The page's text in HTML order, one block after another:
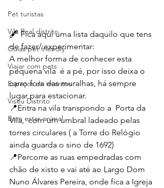
Pet turistas
Vila Real distrito
Guias pet friendly
Viajar com pets
Espaços de eventos
Viseu Distrito
Bem estar animal
🖋️ Fica aqui uma lista daquilo que tens
de fazer/ experimentar:
A melhor forma de conhecer esta
pequena vila  é a pé, por isso deixa o
carro fora das muralhas, há sempre
lugar para estacionar.
📍Entra na vila transpondo a  Porta da
Vila,  com um umbral ladeado pelas
torres circulares ( a Torre do Relógio
ainda guarda o sino de 1692)
📍Percorre as ruas empedradas com
chão de xisto e vai até ao Largo Dom
Nuno Álvares Pereira, onde fica a Igreja